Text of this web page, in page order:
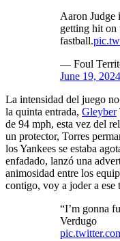
Aaron Judge
getting hit on
fastball.
— Foul
June 19, 2024
La intensidad del juego
la quinta entrada, Gleyber
de 94 mph, esta vez del
un protector, Torres
los Yankees se estaba
enfadado, lanzó una
animosidad entre los
contigo, voy a joder a ese
“I’m gonna
Verdugo